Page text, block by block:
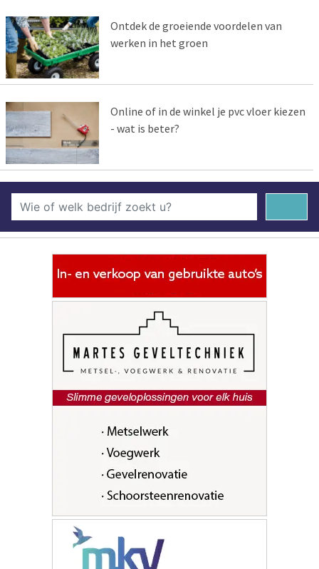
Ontdek de groeiende voordelen van
werken in het groen
Online of in de winkel je pvc vloer kiezen
- wat is beter?